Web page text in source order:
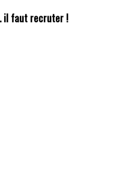
il faut recruter !